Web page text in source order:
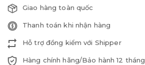
Giao hàng toàn quốc
Thanh toán khi nhận hàng
Hỗ trợ đồng kiểm với Shipper
Hàng chính hãng/Bảo hành 12 tháng